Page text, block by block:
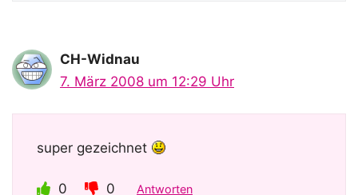
CH-Widnau
7. März 2008 um 12:29 Uhr
super gezeichnet
0 0 Antworten